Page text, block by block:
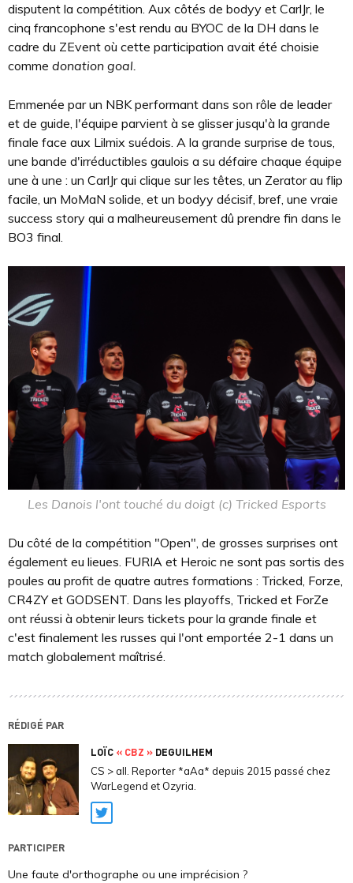
disputent la compétition. Aux côtés de bodyy et CarlJr, le
cinq francophone s'est rendu au BYOC de la DH dans le
cadre du ZEvent où cette participation avait été choisie
comme donation goal.
Emmenée par un NBK performant dans son rôle de leader
et de guide, l'équipe parvient à se glisser jusqu'à la grande
finale face aux Lilmix suédois. A la grande surprise de tous,
une bande d'irréductibles gaulois a su défaire chaque équipe
une à une : un CarlJr qui clique sur les têtes, un Zerator au flip
facile, un MoMaN solide, et un bodyy décisif, bref, une vraie
success story qui a malheureusement dû prendre fin dans le
BO3 final.
Les Danois l'ont touché du doigt (c) Tricked Esports
Du côté de la compétition "Open", de grosses surprises ont
également eu lieues. FURIA et Heroic ne sont pas sortis des
poules au profit de quatre autres formations : Tricked, Forze,
CR4ZY et GODSENT. Dans les playoffs, Tricked et ForZe
ont réussi à obtenir leurs tickets pour la grande finale et
c'est finalement les russes qui l'ont emportée 2-1 dans un
match globalement maîtrisé.
RÉDIGÉ PAR
LOÏC « CBZ » DEGUILHEM
CS > all. Reporter *aAa* depuis 2015 passé chez
WarLegend et Ozyria.
Twitter
PARTICIPER
Une faute d'orthographe ou une imprécision ?